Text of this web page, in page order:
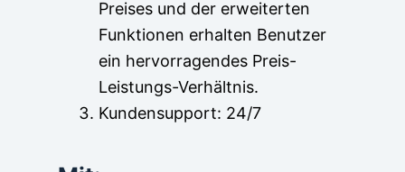
Preises und der erweiterten
Funktionen erhalten Benutzer
ein hervorragendes Preis-
Leistungs-Verhältnis.
Kundensupport: 24/7